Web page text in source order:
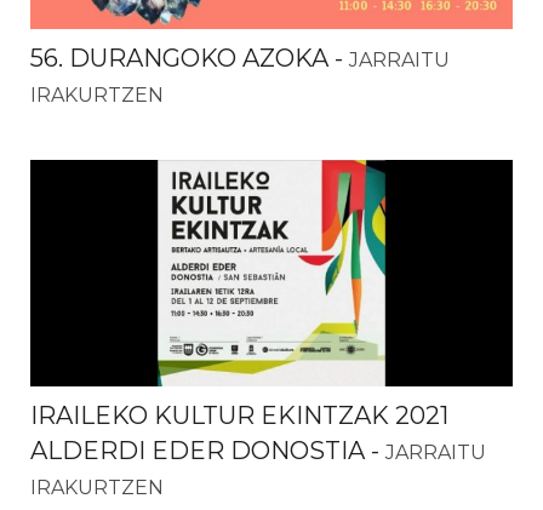
56. DURANGOKO AZOKA -JARRAITU
IRAKURTZEN
IRAILEKO KULTUR EKINTZAK 2021
ALDERDI EDER DONOSTIA -JARRAITU
IRAKURTZEN